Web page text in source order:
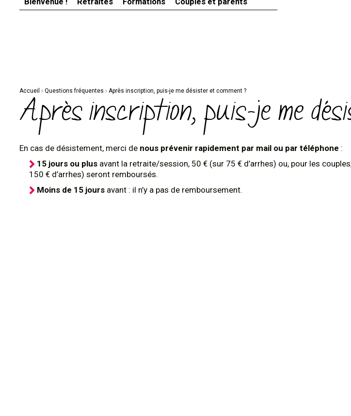
Accueil › Questions fréquentes › Après inscription, puis-je me désister et comment ?
Après inscription, puis-je me
En cas de désistement, merci de nous prévenir rapidement par mail ou par téléphone :
15 jours ou plus avant la retraite/session, 50 € (sur 75 € d’arrhes) ou, pour les
150 € d’arrhes) seront remboursés.
Moins de 15 jours avant : il n’y a pas de remboursement.